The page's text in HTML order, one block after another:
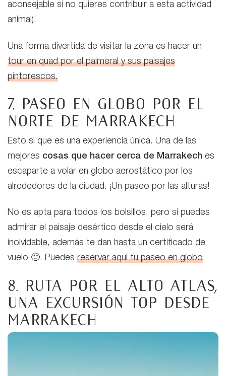
aconsejable si no quieres contribuir a esta actividad
animal).
Una forma divertida de visitar la zona es hacer un
tour en quad por el palmeral y sus paisajes
pintorescos.
7. Paseo en globo por el
norte de Marrakech
Esto si que es una experiencia única. Una de las
mejores cosas que hacer cerca de Marrakech es
escaparte a volar en globo aerostático por los
alrededores de la ciudad. ¡Un paseo por las alturas!
No es apta para todos los bolsillos, pero si puedes
admirar el paisaje desértico desde el cielo será
inolvidable, además te dan hasta un certificado de
vuelo 🙂. Puedes reservar aquí tu paseo en globo.
8. Ruta por el Alto Atlas,
una excursión TOP desde
Marrakech